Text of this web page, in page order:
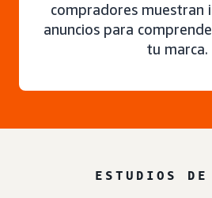
compradores muestran
anuncios para
tu marca.
ESTUDIOS DE